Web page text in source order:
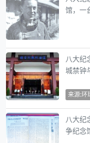
馆，一
八大纪
城禁钟
来源:环
八大纪
争纪念